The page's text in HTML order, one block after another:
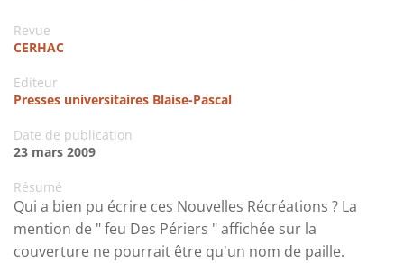
Revue
CERHAC
Editeur
Presses universitaires Blaise-Pascal
Date de publication
23 mars 2009
Résumé
Qui a bien pu écrire ces Nouvelles Récréations ? La
mention de " feu Des Périers " affichée sur la
couverture ne pourrait être qu'un nom de paille.